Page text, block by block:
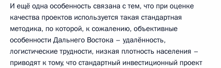
И ещё одна особенность связана с тем, что при оценке
качества проектов используется такая стандартная
методика, по которой, к сожалению, объективные
особенности Дальнего Востока – удалённость,
логистические трудности, низкая плотность населения –
приводят к тому, что стандартный инвестиционный проект